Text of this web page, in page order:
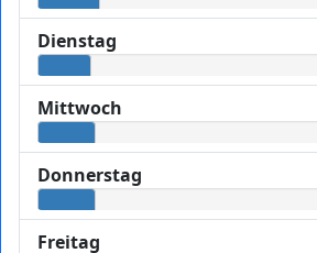
Dienstag
Mittwoch
Donnerstag
Freitag